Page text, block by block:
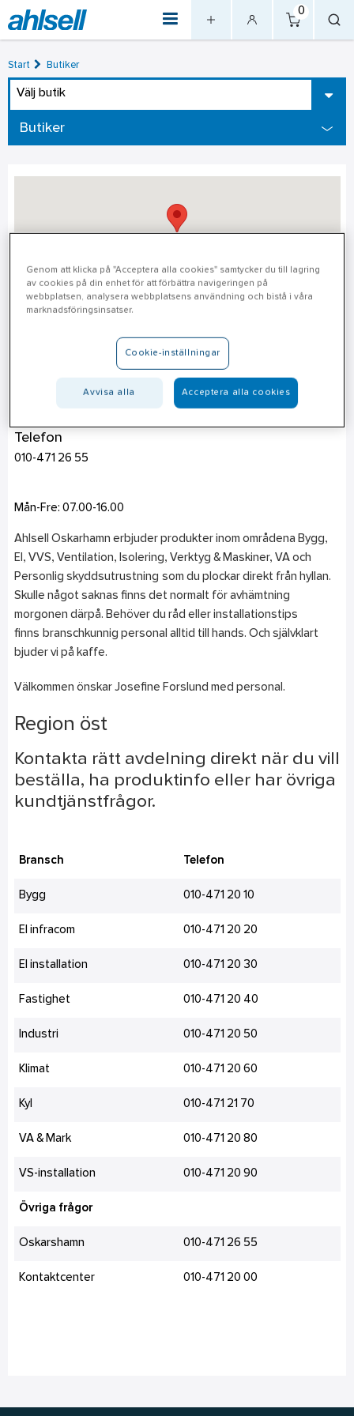
0
Start Butiker
Välj butik
Butiker
Oskarshamn
Åsavägen 35
Telefon
010-471 26 55
Mån-Fre: 07.00-16.00
Ahlsell Oskarhamn erbjuder produkter inom områdena Bygg,
El, VVS, Ventilation, Isolering, Verktyg & Maskiner, VA och
Personlig skyddsutrustning som du plockar direkt från hyllan.
Skulle något saknas finns det normalt för avhämtning
morgonen därpå. Behöver du råd eller installationstips
finns branschkunnig personal alltid till hands. Och självklart
bjuder vi på kaffe.
Välkommen önskar Josefine Forslund med personal.
Region öst
Kontakta rätt avdelning direkt när du vill
beställa, ha produktinfo eller har övriga
kundtjänstfrågor.
Bransch Telefon
Bygg 010-471 20 10
El infracom 010-471 20 20
El installation 010-471 20 30
Fastighet 010-471 20 40
Industri 010-471 20 50
Klimat 010-471 20 60
Kyl 010-471 21 70
VA & Mark 010-471 20 80
VS-installation 010-471 20 90
Övriga frågor
Oskarshamn 010-471 26 55
Kontaktcenter 010-471 20 00
Genom att klicka på "Acceptera alla cookies" samtycker du till lagring
av cookies på din enhet för att förbättra navigeringen på
webbplatsen, analysera webbplatsens användning och bistå i våra
marknadsföringsinsatser.
Cookie-inställningar
Avvisa alla Acceptera alla cookies